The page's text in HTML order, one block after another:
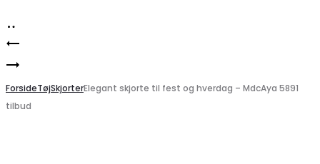
Product
navigation
Blondebluse
til
Marta
du
Chateau
ForsideTøjSkjorterElegant skjorte til fest og hverdag – MdcAya 5891
tilbud